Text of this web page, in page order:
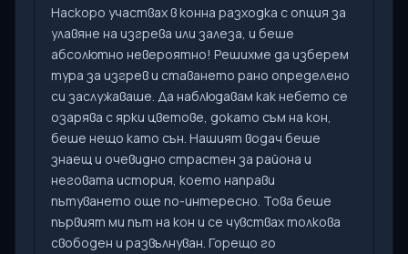
Наскоро участвах в конна разходка с опция за
улавяне на изгрева или залеза, и беше
абсолютно невероятно! Решихме да изберем
тура за изгрев и ставането рано определено
си заслужаваше. Да наблюдавам как небето се
озарява с ярки цветове, докато съм на кон,
беше нещо като сън. Нашият водач беше
знаещ и очевидно страстен за района и
неговата история, което направи
пътуването още по-интересно. Това беше
първият ми път на кон и се чувствах толкова
свободен и развълнуван. Горещо го